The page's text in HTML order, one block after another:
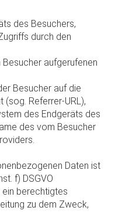
des Besuchers,
durch den
Besucher aufgerufenen
Besucher auf die
(sog. Referrer-URL),
des Endgeräts des
des vom Besucher
Daten ist
f) DSGVO
berechtigtes
zu dem Zweck,